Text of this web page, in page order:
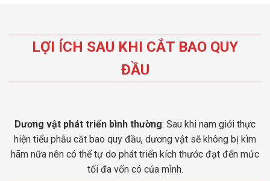
LỢI ÍCH SAU KHI CẮT BAO QUY
ĐẦU
Dương vật phát triển bình thường: Sau khi nam giới thực
hiện tiểu phẫu cắt bao quy đầu, dương vật sẽ không bị kìm
hãm nữa nên có thể tự do phát triển kích thước đạt đến mức
tối đa vốn có của mình.